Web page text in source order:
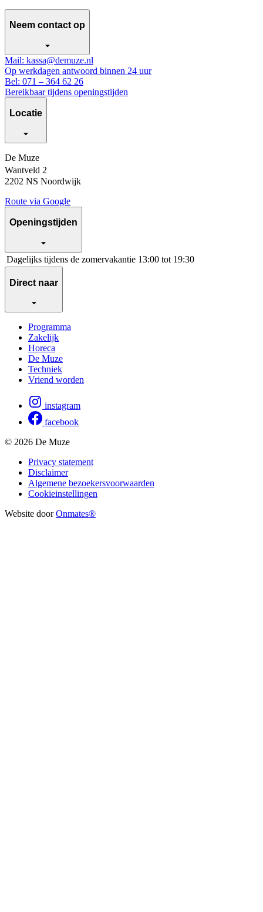
Neem contact op
Mail: kassa@demuze.nl
Op werkdagen antwoord binnen 24 uur
Bel: 071 – 364 62 26
Bereikbaar tijdens openingstijden
Locatie
De Muze
Wantveld 2
2202 NS Noordwijk
Route via Google
Openingstijden
Dagelijks tijdens de zomervakantie 13:00 tot 19:30
Direct naar
Programma
Zakelijk
Horeca
De Muze
Techniek
Vriend worden
instagram
facebook
© 2026 De Muze
Privacy statement
Disclaimer
Algemene bezoekersvoorwaarden
Cookieinstellingen
Website doorOnmates®